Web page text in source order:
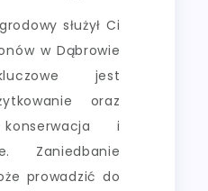
służył Ci
w Dąbrowie
jest
oraz
i
Zaniedbanie
prowadzić do